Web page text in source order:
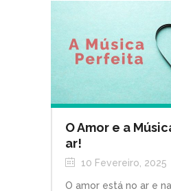
O Amor e a
ar!
10 Fevereiro, 2025
O amor está no ar e